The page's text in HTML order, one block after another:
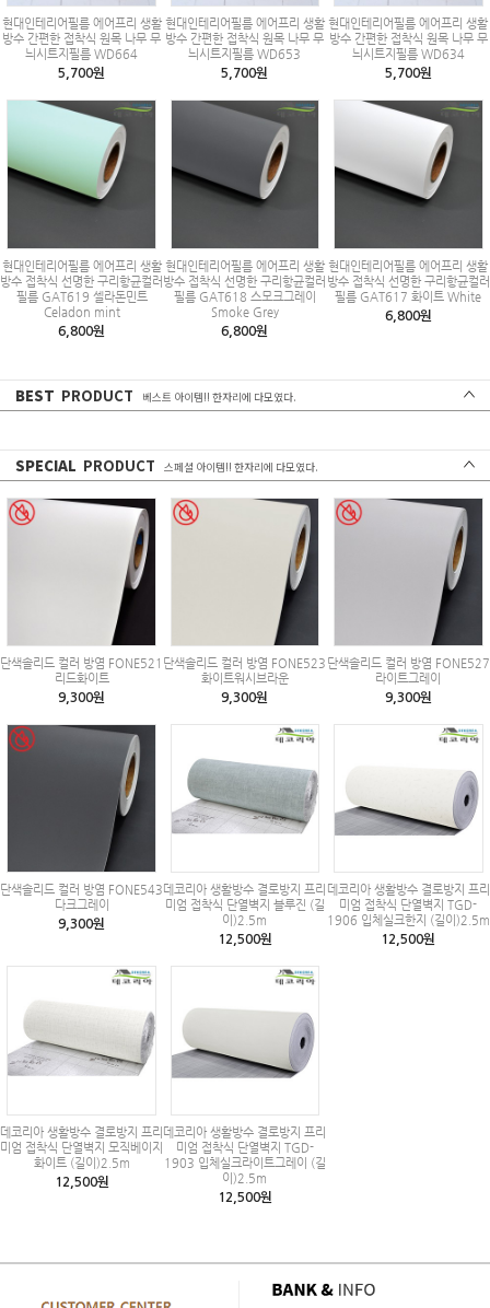
현대인테리어필름 에어프리 생활
방수 간편한 접착식 원목 나무 무
늬시트지필름 WD664
5,700원
현대인테리어필름 에어프리 생활
방수 간편한 접착식 원목 나무 무
늬시트지필름 WD653
5,700원
현대인테리어필름 에어프리 생활
방수 간편한 접착식 원목 나무 무
늬시트지필름 WD634
5,700원
현대인테리어필름 에어프리 생활
방수 접착식 선명한 구리항균컬러
필름 GAT619 셀라돈민트
Celadon mint
6,800원
현대인테리어필름 에어프리 생활
방수 접착식 선명한 구리항균컬러
필름 GAT618 스모크그레이
Smoke Grey
6,800원
현대인테리어필름 에어프리 생활
방수 접착식 선명한 구리항균컬러
필름 GAT617 화이트 White
6,800원
BEST PRODUCT 베스트 아이템!! 한자리에 다모였다.
SPECIAL PRODUCT 스페셜 아이템!! 한자리에 다모였다.
단색솔리드 컬러 방염 FONE521
리드화이트
9,300원
단색솔리드 컬러 방염 FONE523
화이트워시브라운
9,300원
단색솔리드 컬러 방염 FONE527
라이트그레이
9,300원
단색솔리드 컬러 방염 FONE543
다크그레이
9,300원
데코리아 생활방수 결로방지 프리
미엄 접착식 단열벽지 블루진 (길
이)2.5m
12,500원
데코리아 생활방수 결로방지 프리
미엄 접착식 단열벽지 TGD-
1906 입체실크한지 (길이)2.5m
12,500원
데코리아 생활방수 결로방지 프리
미엄 접착식 단열벽지 모직베이지
화이트 (길이)2.5m
12,500원
데코리아 생활방수 결로방지 프리
미엄 접착식 단열벽지 TGD-
1903 입체실크라이트그레이 (길
이)2.5m
12,500원